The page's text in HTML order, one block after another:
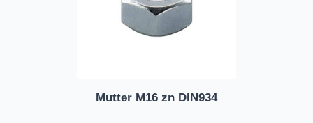
Mutter M16 zn DIN934